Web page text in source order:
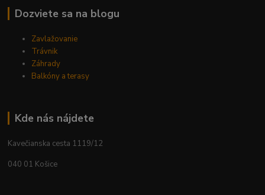
Dozviete sa na blogu
Zavlažovanie
Trávnik
Záhrady
Balkóny a terasy
Kde nás nájdete
Kavečianska cesta 1119/12
040 01 Košice